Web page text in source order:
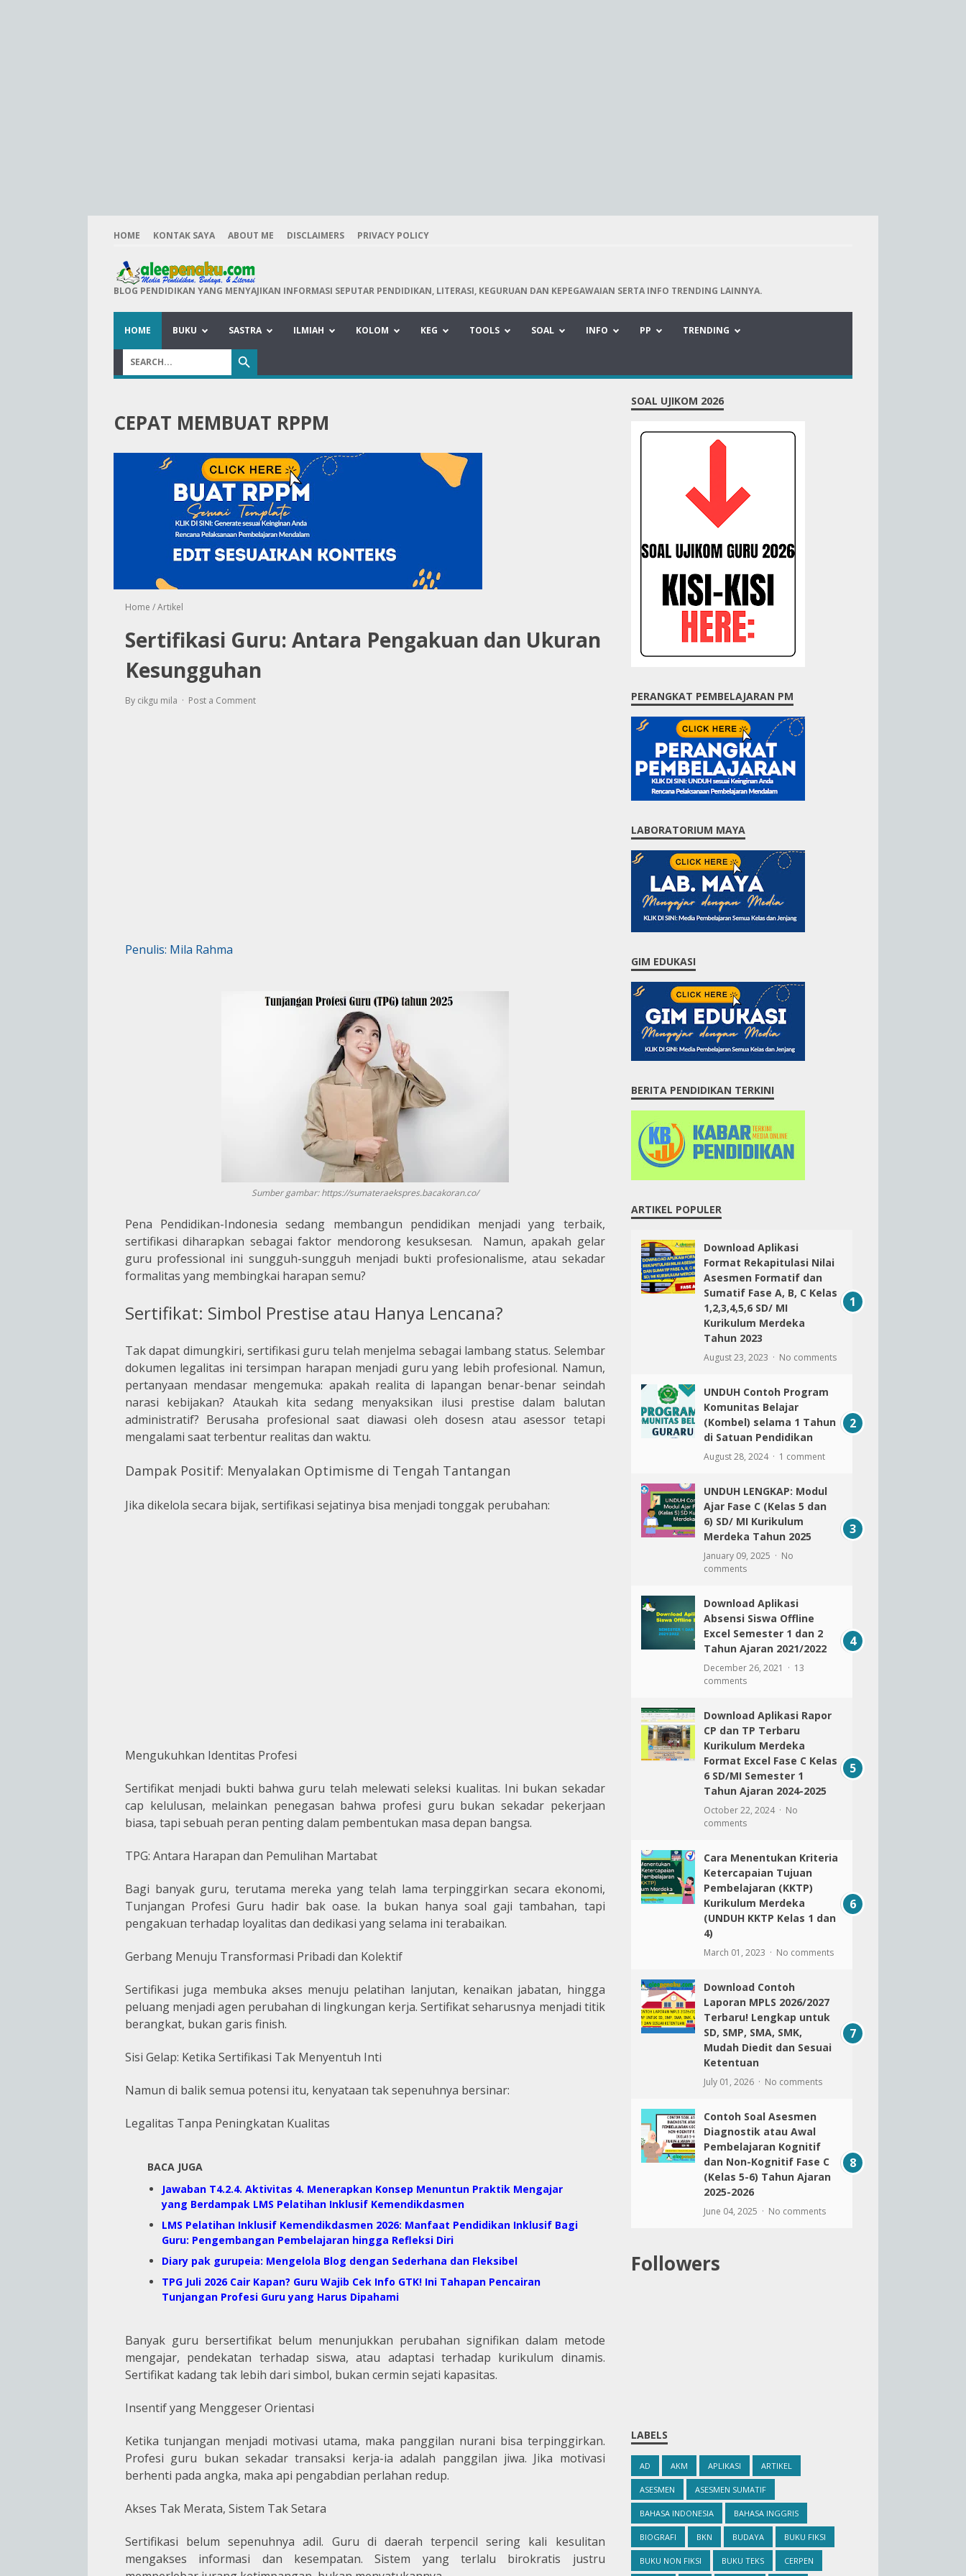
HOME KONTAK SAYA ABOUT ME DISCLAIMERS PRIVACY POLICY
BLOG PENDIDIKAN YANG MENYAJIKAN INFORMASI SEPUTAR PENDIDIKAN, LITERASI, KEGURUAN DAN KEPEGAWAIAN SERTA INFO TRENDING LAINNYA.
HOME BUKU SASTRA ILMIAH KOLOM KEG TOOLS SOAL INFO PP TRENDING
CEPAT MEMBUAT RPPM
Home /Artikel
Sertifikasi Guru: Antara Pengakuan dan Ukuran
Kesungguhan
By cikgu mila Post a Comment
Penulis: Mila Rahma
Sumber gambar: https://sumateraekspres.bacakoran.co/
Pena Pendidikan-Indonesia sedang membangun pendidikan menjadi yang terbaik,
sertifikasi diharapkan sebagai faktor mendorong kesuksesan. Namun, apakah gelar
guru professional ini sungguh-sungguh menjadi bukti profesionalisme, atau sekadar
formalitas yang membingkai harapan semu?
Sertifikat: Simbol Prestise atau Hanya Lencana?
Tak dapat dimungkiri, sertifikasi guru telah menjelma sebagai lambang status. Selembar
dokumen legalitas ini tersimpan harapan menjadi guru yang lebih profesional. Namun,
pertanyaan mendasar mengemuka: apakah realita di lapangan benar-benar seindah
narasi kebijakan? Ataukah kita sedang menyaksikan ilusi prestise dalam balutan
administratif? Berusaha profesional saat diawasi oleh dosesn atau asessor tetapi
mengalami saat terbentur realitas dan waktu.
Dampak Positif: Menyalakan Optimisme di Tengah Tantangan
Jika dikelola secara bijak, sertifikasi sejatinya bisa menjadi tonggak perubahan:
Mengukuhkan Identitas Profesi
Sertifikat menjadi bukti bahwa guru telah melewati seleksi kualitas. Ini bukan sekadar
cap kelulusan, melainkan penegasan bahwa profesi guru bukan sekadar pekerjaan
biasa, tapi sebuah peran penting dalam pembentukan masa depan bangsa.
TPG: Antara Harapan dan Pemulihan Martabat
Bagi banyak guru, terutama mereka yang telah lama terpinggirkan secara ekonomi,
Tunjangan Profesi Guru hadir bak oase. Ia bukan hanya soal gaji tambahan, tapi
pengakuan terhadap loyalitas dan dedikasi yang selama ini terabaikan.
Gerbang Menuju Transformasi Pribadi dan Kolektif
Sertifikasi juga membuka akses menuju pelatihan lanjutan, kenaikan jabatan, hingga
peluang menjadi agen perubahan di lingkungan kerja. Sertifikat seharusnya menjadi titik
berangkat, bukan garis finish.
Sisi Gelap: Ketika Sertifikasi Tak Menyentuh Inti
Namun di balik semua potensi itu, kenyataan tak sepenuhnya bersinar:
Legalitas Tanpa Peningkatan Kualitas
BACA JUGA
Jawaban T4.2.4. Aktivitas 4. Menerapkan Konsep Menuntun Praktik Mengajar
yang Berdampak LMS Pelatihan Inklusif Kemendikdasmen
LMS Pelatihan Inklusif Kemendikdasmen 2026: Manfaat Pendidikan Inklusif Bagi
Guru: Pengembangan Pembelajaran hingga Refleksi Diri
Diary pak gurupeia: Mengelola Blog dengan Sederhana dan Fleksibel
TPG Juli 2026 Cair Kapan? Guru Wajib Cek Info GTK! Ini Tahapan Pencairan
Tunjangan Profesi Guru yang Harus Dipahami
Banyak guru bersertifikat belum menunjukkan perubahan signifikan dalam metode
mengajar, pendekatan terhadap siswa, atau adaptasi terhadap kurikulum dinamis.
Sertifikat kadang tak lebih dari simbol, bukan cermin sejati kapasitas.
Insentif yang Menggeser Orientasi
Ketika tunjangan menjadi motivasi utama, maka panggilan nurani bisa terpinggirkan.
Profesi guru bukan sekadar transaksi kerja-ia adalah panggilan jiwa. Jika motivasi
berhenti pada angka, maka api pengabdian perlahan redup.
Akses Tak Merata, Sistem Tak Setara
Sertifikasi belum sepenuhnya adil. Guru di daerah terpencil sering kali kesulitan
mengakses informasi dan kesempatan. Sistem yang terlalu birokratis justru
SOAL UJIKOM 2026
PERANGKAT PEMBELAJARAN PM
LABORATORIUM MAYA
GIM EDUKASI
BERITA PENDIDIKAN TERKINI
ARTIKEL POPULER
Download Aplikasi
Format Rekapitulasi Nilai
Asesmen Formatif dan
Sumatif Fase A, B, C Kelas
1,2,3,4,5,6 SD/ MI
Kurikulum Merdeka
Tahun 2023
August 23, 2023 No comments
UNDUH Contoh Program
Komunitas Belajar
(Kombel) selama 1 Tahun
di Satuan Pendidikan
August 28, 2024 1 comment
UNDUH LENGKAP: Modul
Ajar Fase C (Kelas 5 dan
6) SD/ MI Kurikulum
Merdeka Tahun 2025
January 09, 2025
No
comments
Download Aplikasi
Absensi Siswa Offline
Excel Semester 1 dan 2
Tahun Ajaran 2021/2022
December 26, 2021
13
comments
Download Aplikasi Rapor
CP dan TP Terbaru
Kurikulum Merdeka
Format Excel Fase C Kelas
6 SD/MI Semester 1
Tahun Ajaran 2024-2025
October 22, 2024
No
comments
Cara Menentukan Kriteria
Ketercapaian Tujuan
Pembelajaran (KKTP)
Kurikulum Merdeka
(UNDUH KKTP Kelas 1 dan
4)
March 01, 2023 No comments
Download Contoh
Laporan MPLS 2026/2027
Terbaru! Lengkap untuk
SD, SMP, SMA, SMK,
Mudah Diedit dan Sesuai
Ketentuan
July 01, 2026 No comments
Contoh Soal Asesmen
Diagnostik atau Awal
Pembelajaran Kognitif
dan Non-Kognitif Fase C
(Kelas 5-6) Tahun Ajaran
2025-2026
June 04, 2025 No comments
Followers
LABELS
AD AKM APLIKASI ARTIKEL
ASESMEN ASESMEN SUMATIF
BAHASA INDONESIA BAHASA INGGRIS
BIOGRAFI BKN BUDAYA BUKU FIKSI
BUKU NON FIKSI BUKU TEKS CERPEN